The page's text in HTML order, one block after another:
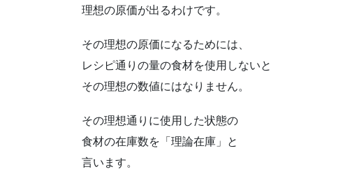
理想の原価が出るわけです。
その理想の原価になるためには、
レシピ通りの量の食材を使用しないと
その理想の数値にはなりません。
その理想通りに使用した状態の
食材の在庫数を「理論在庫」と
言います。